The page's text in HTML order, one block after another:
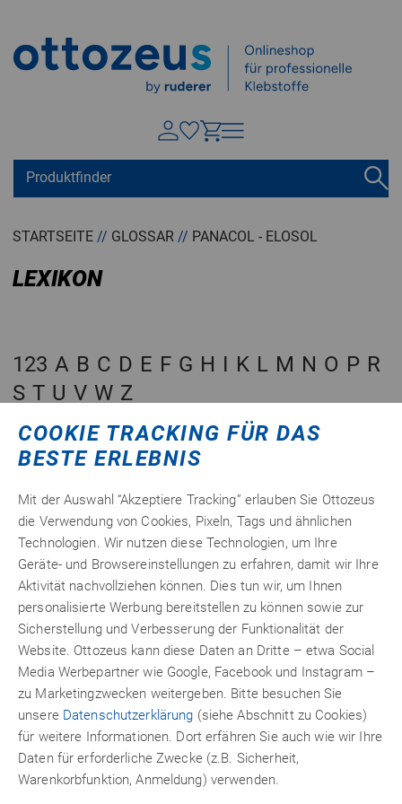
Springen zu
Tastaturkurzbefehle
STARTSEITE // GLOSSAR // PANACOL - ELOSOL
LEXIKON
123 A B C D E F G H I K L M N O P R
S T U V W Z
PANACOL - ELOSOL
Ein Unternehmen, das sich auf Klebstoff-Spezialitäten
konzentriert. Panacol bietet mit den Marken Penloc und
Vitralit erlesene Klebstoffe für besondere Anwendungen.
Das große technische Know-how und die konzentrierte
Entwicklungsarbeit geht hier Hand in Hand mit der hohen
Produktionsqualität. Ottozeus bietet eine kleine Auswahl
exzellenter Klebstoffe aus dem Hause Panacol.
COOKIE TRACKING FÜR DAS
BESTE ERLEBNIS
Mit der Auswahl “Akzeptiere Tracking” erlauben Sie Ottozeus
die Verwendung von Cookies, Pixeln, Tags und ähnlichen
Technologien. Wir nutzen diese Technologien, um Ihre
Geräte- und Browsereinstellungen zu erfahren, damit wir Ihre
Aktivität nachvollziehen können. Dies tun wir, um Ihnen
personalisierte Werbung bereitstellen zu können sowie zur
Sicherstellung und Verbesserung der Funktionalität der
Website. Ottozeus kann diese Daten an Dritte – etwa Social
Media Werbepartner wie Google, Facebook und Instagram –
zu Marketingzwecken weitergeben. Bitte besuchen Sie
unsere Datenschutzerklärung (siehe Abschnitt zu Cookies)
für weitere Informationen. Dort erfähren Sie auch wie wir Ihre
Daten für erforderliche Zwecke (z.B. Sicherheit,
Warenkorbfunktion, Anmeldung) verwenden.